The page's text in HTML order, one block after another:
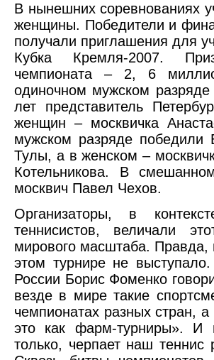
В нынешних соревнованиях
женщины. Победители и
получали приглашения для
Кубка Кремля-2007.
чемпионата – 2, 6
одиночном мужском
лет представитель
женщин – москвичка
мужском разряде
Тулы, а в женском –
Котельникова. В
москвич Павел Чехов.
Организаторы, в
теннисистов, величали
мирового масштаба. Правда,
этом турнире не
России Борис Фоменко
везде в мире такие
чемпионатах разных стран,
это как фарм-турниры».
только, черпает наш теннис